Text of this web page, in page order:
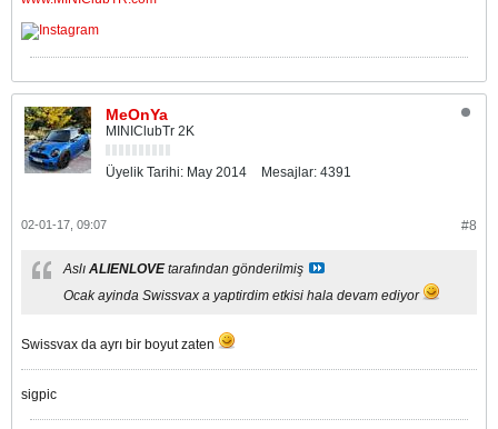
MeOnYa
MINIClubTr 2K
Üyelik Tarihi: May 2014 Mesajlar: 4391
#8
02-01-17, 09:07
Aslı ALIENLOVEtarafından gönderilmiş
Ocak ayinda Swissvax a yaptirdim etkisi hala devam ediyor
Swissvax da ayrı bir boyut zaten
sigpic